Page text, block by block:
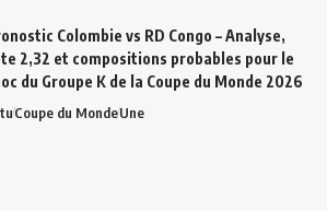
Colombie vs RD Congo – Analyse,
2,32 et compositions probables pour le
du Groupe K de la Coupe du Monde 2026
Coupe du MondeUne